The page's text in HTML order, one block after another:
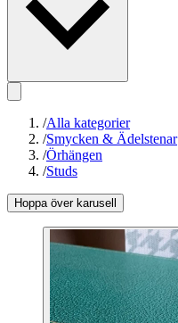
/Alla kategorier
/Smycken & Ädelstenar
/Örhängen
/Studs
Hoppa över karusell